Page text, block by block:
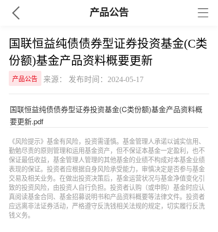
产品公告
国联恒益纯债债券型证券投资基金(C类
份额)基金产品资料概要更新
产品公告 来源： 发布时间：2024-05-17
国联恒益纯债债券型证券投资基金(C类份额)基金产品资料概
要更新.pdf
《风险提示》基金有风险，投资需谨慎。基金管理人承诺以诚实信用、
勤勉尽责的原则管理和运用基金资产，但不保证本基金一定盈利，也不
保证最低收益，基金管理人管理的其他基金的业绩不构成对本基金业绩
表现的保证。投资者应根据自身风险承受能力，审慎决定是否参与基金
交易及相关业务。在做出投资决策后，基金运营状况与基金净值变化引
致的投资风险，由投资人自行负担。投资者认购（或申购）基金时应认
真阅读基金合同、基金招募说明书和产品资料概要等法律文件。投资者
应远离非法证券活动，严格遵守反洗钱相关法规的规定，切实履行反洗
钱义务。